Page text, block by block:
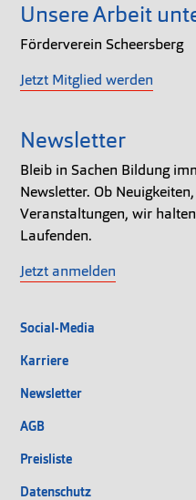
Unsere Arbeit
Förderverein Scheersberg
Jetzt Mitglied werden
Newsletter
Bleib in Sachen Bildung
Newsletter. Ob
Veranstaltungen, wir
Laufenden.
Jetzt anmelden
Social-Media
Karriere
Newsletter
AGB
Preisliste
Datenschutz